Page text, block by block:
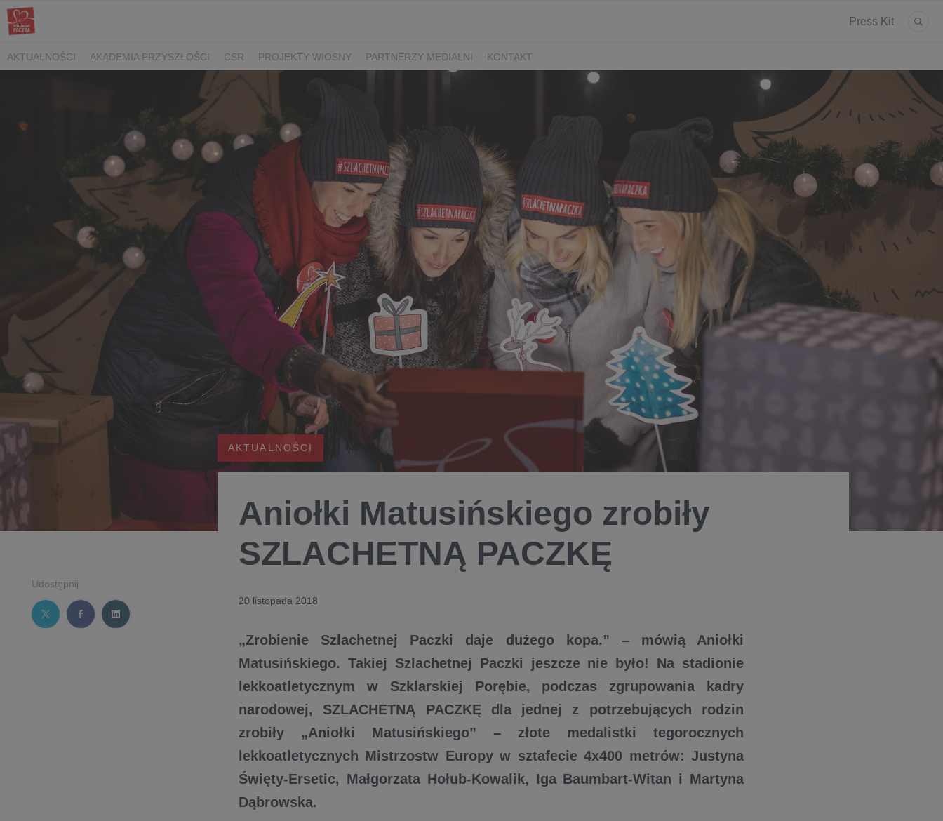
Press Kit
AKTUALNOŚCI AKADEMIA PRZYSZŁOŚCI CSR PROJEKTY WIOSNY PARTNERZY MEDIALNI KONTAKT
Udostępnij
AKTUALNOŚCI
Aniołki Matusińskiego zrobiły
SZLACHETNĄ PACZKĘ
20 listopada 2018
„Zrobienie Szlachetnej Paczki daje dużego kopa.” – mówią Aniołki
Matusińskiego. Takiej Szlachetnej Paczki jeszcze nie było! Na stadionie
lekkoatletycznym w Szklarskiej Porębie, podczas zgrupowania kadry
narodowej, SZLACHETNĄ PACZKĘ dla jednej z potrzebujących rodzin
zrobiły „Aniołki Matusińskiego” – złote medalistki tegorocznych
lekkoatletycznych Mistrzostw Europy w sztafecie 4x400 metrów: Justyna
Święty-Ersetic, Małgorzata Hołub-Kowalik, Iga Baumbart-Witan i Martyna
Dąbrowska.